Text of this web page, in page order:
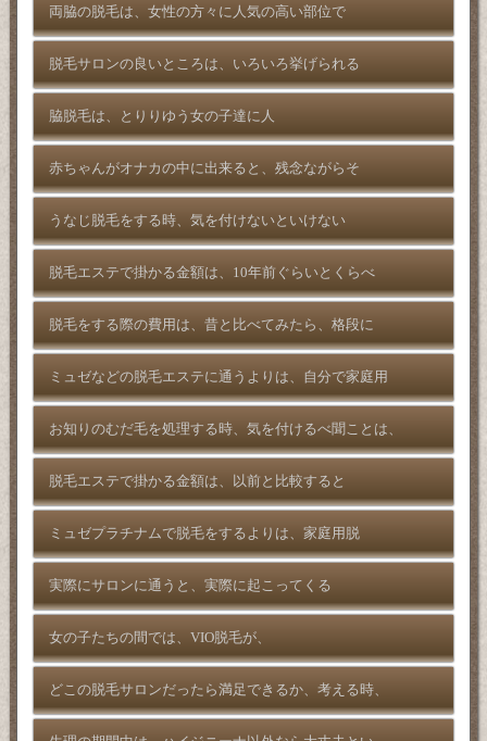
両脇の脱毛は、女性の方々に人気の高い部位で
脱毛サロンの良いところは、いろいろ挙げられる
脇脱毛は、とりりゆう女の子達に人
赤ちゃんがオナカの中に出来ると、残念ながらそ
うなじ脱毛をする時、気を付けないといけない
脱毛エステで掛かる金額は、10年前ぐらいとくらべ
脱毛をする際の費用は、昔と比べてみたら、格段に
ミュゼなどの脱毛エステに通うよりは、自分で家庭用
お知りのむだ毛を処理する時、気を付けるべ聞ことは、
脱毛エステで掛かる金額は、以前と比較すると
ミュゼプラチナムで脱毛をするよりは、家庭用脱
実際にサロンに通うと、実際に起こってくる
女の子たちの間では、VIO脱毛が、
どこの脱毛サロンだったら満足できるか、考える時、